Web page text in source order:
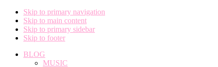
Skip to primary navigation
Skip to main content
Skip to primary sidebar
Skip to footer
BLOG
MUSIC